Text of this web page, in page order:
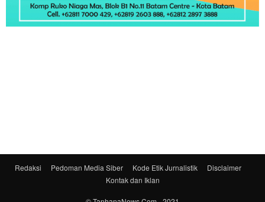
Redaksi Pedoman Media Siber Kode Etik Jurnalistik
Disclaimer
Kontak dan Iklan